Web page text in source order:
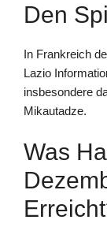
Den
In Frankreich
Lazio
insbesondere
Mikautadze.
Was